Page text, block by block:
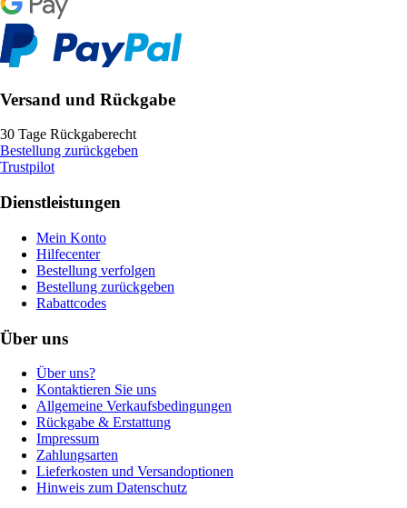
Versand und Rückgabe
30 Tage Rückgaberecht
Bestellung zurückgeben
Trustpilot
Dienstleistungen
Mein Konto
Hilfecenter
Bestellung verfolgen
Bestellung zurückgeben
Rabattcodes
Über uns
Über uns?
Kontaktieren Sie uns
Allgemeine Verkaufsbedingungen
Rückgabe & Erstattung
Impressum
Zahlungsarten
Lieferkosten und Versandoptionen
Hinweis zum Datenschutz